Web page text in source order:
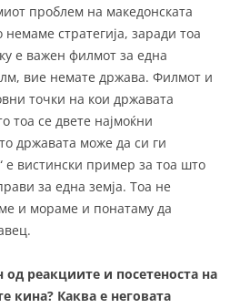
проблем на македонската
стратегија, заради тоа
е важен филмот за една
вие немате држава. Филмот и
точки на кои државата
тоа се двете најмоќни
државата може да си ги
е вистински пример за тоа што
за една земја. Тоа не
и мораме и понатаму да
од реакциите и посетеноста на
Каква е неговата